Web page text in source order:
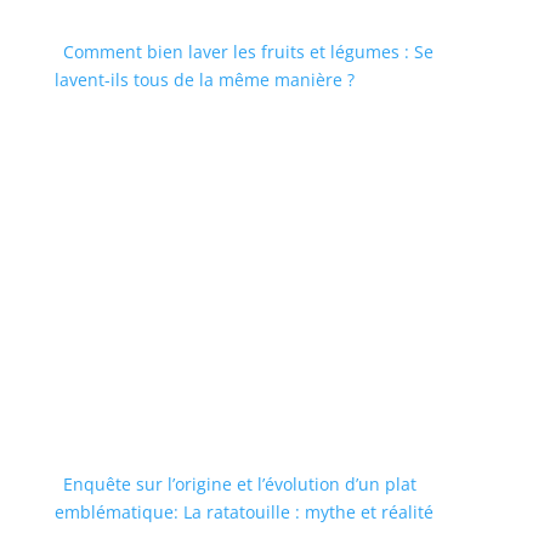
Comment bien laver les fruits et légumes : Se
lavent-ils tous de la même manière ?
Enquête sur l’origine et l’évolution d’un plat
emblématique: La ratatouille : mythe et réalité